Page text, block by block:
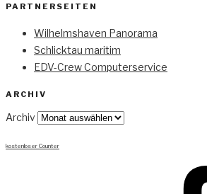
PARTNERSEITEN
Wilhelmshaven Panorama
Schlicktau maritim
EDV-Crew Computerservice
ARCHIV
Archiv
kostenloser Counter